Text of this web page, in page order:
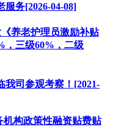
务[2026-04-08]
养老护理员激励补贴
，三级60%，二级
我司参观考察！[2021-
机构政策性融资贴费贴